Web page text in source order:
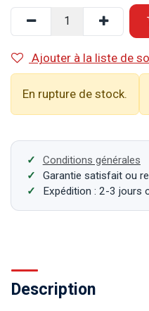
Ajouter à la liste de
En rupture de stock.
Conditions générales
Garantie satisfait ou
Expédition : 2-3 jours
Description